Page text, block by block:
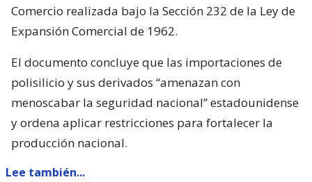
Comercio realizada bajo la Sección 232 de la Ley de
Expansión Comercial de 1962.
El documento concluye que las importaciones de
polisilicio y sus derivados “amenazan con
menoscabar la seguridad nacional” estadounidense
y ordena aplicar restricciones para fortalecer la
producción nacional.
Lee también...